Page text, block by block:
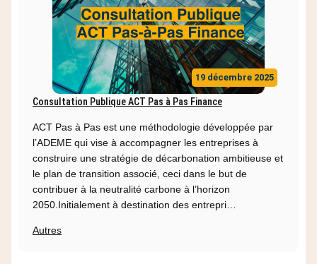
19 décembre 2025
Consultation Publique ACT Pas à Pas Finance
ACT Pas à Pas est une méthodologie développée par
l’ADEME qui vise à accompagner les entreprises à
construire une stratégie de décarbonation ambitieuse et
le plan de transition associé, ceci dans le but de
contribuer à la neutralité carbone à l’horizon
2050.Initialement à destination des entrepri…
Autres